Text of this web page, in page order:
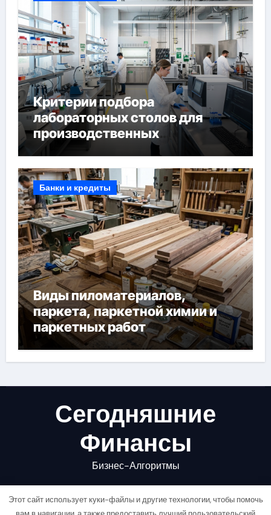
Критерии подбора
лабораторных столов для
производственных
лабораторий
Банки и кредиты
Виды пиломатериалов,
паркета, паркетной химии и
паркетных работ
Сегодняшние
Финансы
Бизнес-Алгоритмы
Этот сайт использует куки-файлы и другие технологии, чтобы помочь